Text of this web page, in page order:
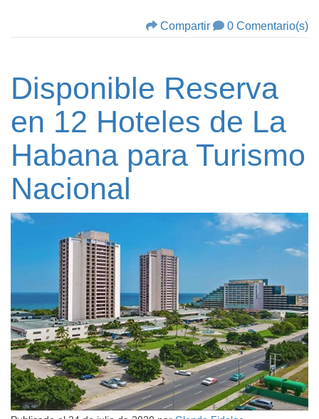
Compartir 0 Comentario(s)
Disponible Reserva
en 12 Hoteles de La
Habana para Turismo
Nacional